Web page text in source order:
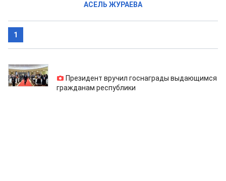
АСЕЛЬ ЖУРАЕВА
1
02.10.2018
Президент вручил госнаграды выдающимся
гражданам республики